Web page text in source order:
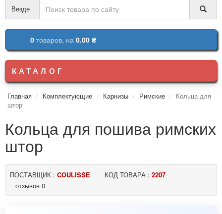
Везде
0 товаров, на 0.00 ₴
КАТАЛОГ
Главная Комплектующие Карнизы Римские
Кольца для
штор
Кольца для пошива римских
штор
ПОСТАВЩИК : COULISSE КОД ТОВАРА : 2207
отзывов 0